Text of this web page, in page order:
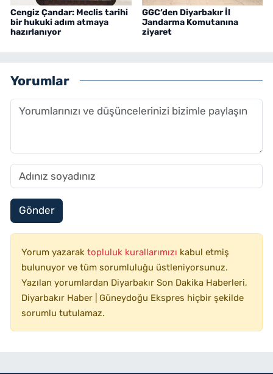
Cengiz Çandar: Meclis tarihi
bir hukuki adım atmaya
hazırlanıyor
GGC’den Diyarbakır İl
Jandarma Komutanına
ziyaret
Yorumlar
Gönder
Yorum yazarak topluluk kurallarımızı kabul etmiş
bulunuyor ve tüm sorumluluğu üstleniyorsunuz.
Yazılan yorumlardan Diyarbakır Son Dakika Haberleri,
Diyarbakır Haber | Güneydoğu Ekspres hiçbir şekilde
sorumlu tutulamaz.